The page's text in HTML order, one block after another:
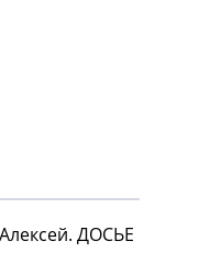
ДОСЬЕ